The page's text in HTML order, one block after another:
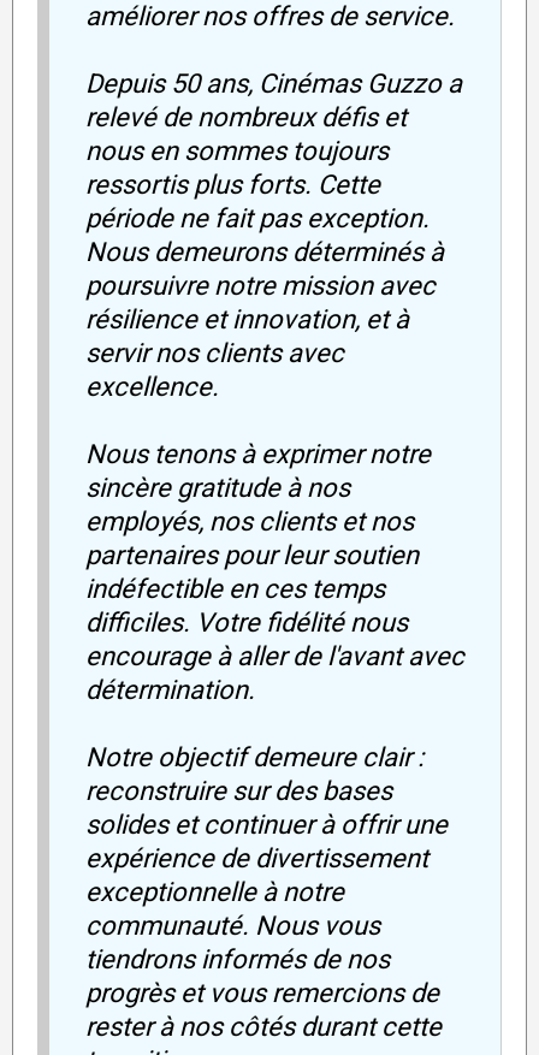
améliorer nos offres de service.
Depuis 50 ans, Cinémas Guzzo a
relevé de nombreux défis et
nous en sommes toujours
ressortis plus forts. Cette
période ne fait pas exception.
Nous demeurons déterminés à
poursuivre notre mission avec
résilience et innovation, et à
servir nos clients avec
excellence.
Nous tenons à exprimer notre
sincère gratitude à nos
employés, nos clients et nos
partenaires pour leur soutien
indéfectible en ces temps
difficiles. Votre fidélité nous
encourage à aller de l'avant avec
détermination.
Notre objectif demeure clair :
reconstruire sur des bases
solides et continuer à offrir une
expérience de divertissement
exceptionnelle à notre
communauté. Nous vous
tiendrons informés de nos
progrès et vous remercions de
rester à nos côtés durant cette